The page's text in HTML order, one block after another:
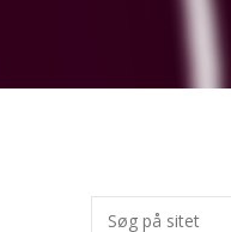
Primær
Søg